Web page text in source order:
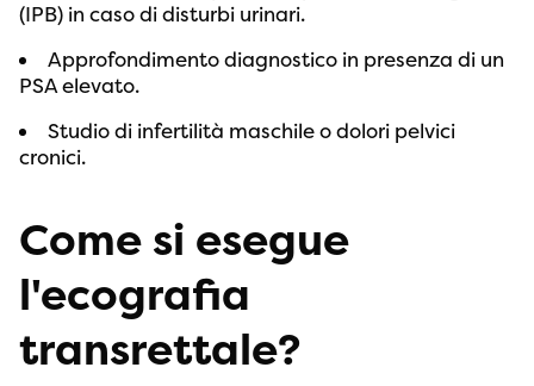
(IPB) in caso di disturbi urinari.
Approfondimento diagnostico in presenza di un
PSA elevato.
Studio di infertilità maschile o dolori pelvici
cronici.
Come si esegue
l'ecografia
transrettale?